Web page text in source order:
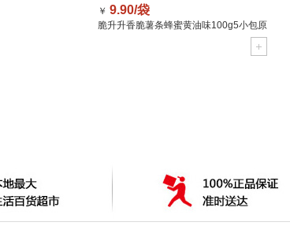
￥ 9.90/袋
脆升升香脆薯条蜂蜜黄油味100g5小包原